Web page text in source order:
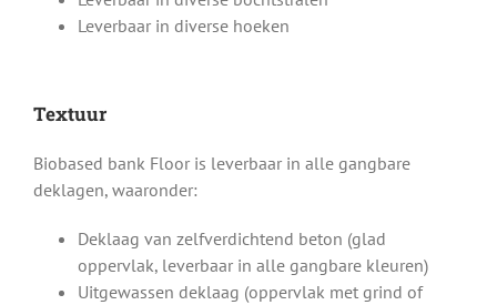
Leverbaar in diverse hoeken
Textuur
Biobased bank Floor is leverbaar in alle gangbare
deklagen, waaronder:
Deklaag van zelfverdichtend beton (glad
oppervlak, leverbaar in alle gangbare kleuren)
Uitgewassen deklaag (oppervlak met grind of